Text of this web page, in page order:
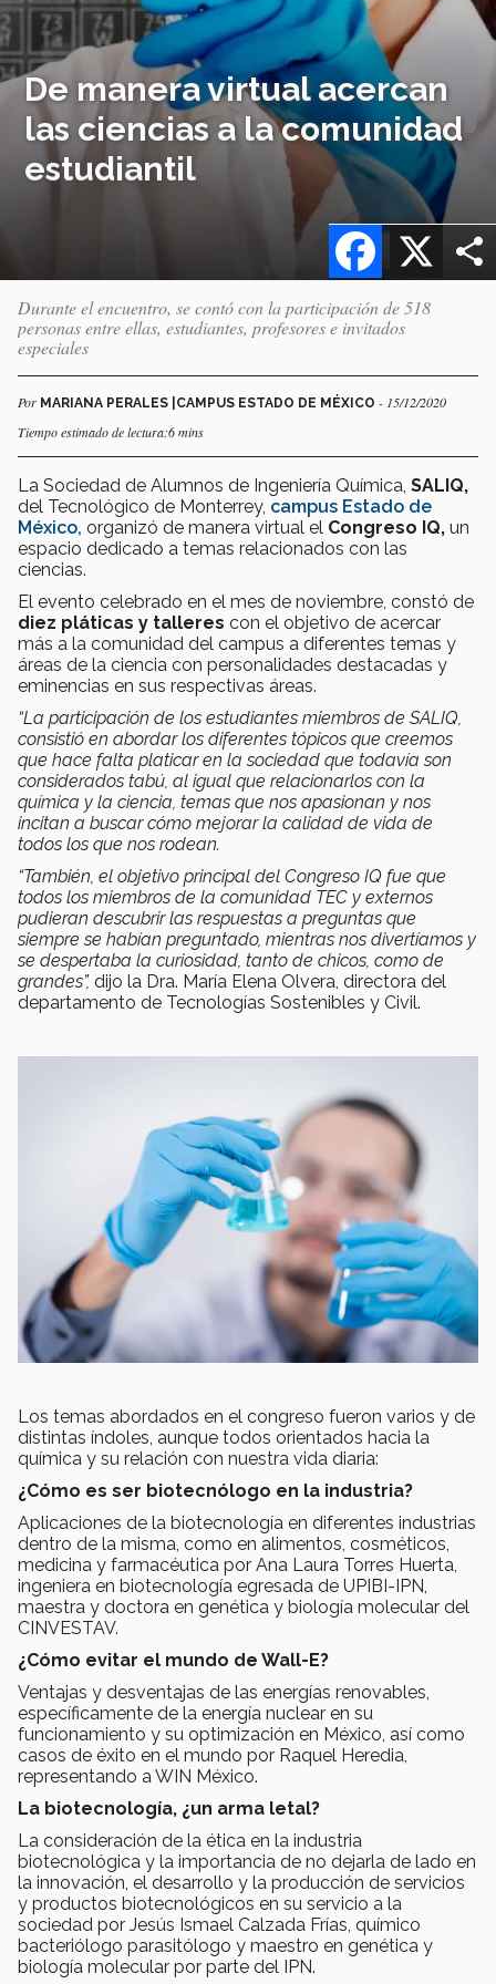
De manera virtual acercan
las ciencias a la comunidad
estudiantil
X
Facebook
Durante el encuentro, se contó con la participación de 518
personas entre ellas, estudiantes, profesores e invitados
especiales
Por MARIANA PERALES |CAMPUS ESTADO DE MÉXICO - 15/12/2020
Tiempo estimado de lectura:6 mins
La Sociedad de Alumnos de Ingeniería Química, SALIQ,
del Tecnológico de Monterrey, campus Estado de
México, organizó de manera virtual el Congreso IQ, un
espacio dedicado a temas relacionados con las
ciencias.
El evento celebrado en el mes de noviembre, constó de
diez pláticas y talleres con el objetivo de acercar
más a la comunidad del campus a diferentes temas y
áreas de la ciencia con personalidades destacadas y
eminencias en sus respectivas áreas.
“La participación de los estudiantes miembros de SALIQ,
consistió en abordar los diferentes tópicos que creemos
que hace falta platicar en la sociedad que todavía son
considerados tabú, al igual que relacionarlos con la
química y la ciencia, temas que nos apasionan y nos
incitan a buscar cómo mejorar la calidad de vida de
todos los que nos rodean.
“También, el objetivo principal del Congreso IQ fue que
todos los miembros de la comunidad TEC y externos
pudieran descubrir las respuestas a preguntas que
siempre se habían preguntado, mientras nos divertíamos y
se despertaba la curiosidad, tanto de chicos, como de
grandes”, dijo la Dra. María Elena Olvera, directora del
departamento de Tecnologías Sostenibles y Civil.
Los temas abordados en el congreso fueron varios y de
distintas índoles, aunque todos orientados hacia la
química y su relación con nuestra vida diaria:
¿Cómo es ser biotecnólogo en la industria?
Aplicaciones de la biotecnología en diferentes industrias
dentro de la misma, como en alimentos, cosméticos,
medicina y farmacéutica por Ana Laura Torres Huerta,
ingeniera en biotecnología egresada de UPIBI-IPN,
maestra y doctora en genética y biología molecular del
CINVESTAV.
¿Cómo evitar el mundo de Wall-E?
Ventajas y desventajas de las energías renovables,
específicamente de la energía nuclear en su
funcionamiento y su optimización en México, así como
casos de éxito en el mundo por Raquel Heredia,
representando a WIN México.
La biotecnología, ¿un arma letal?
La consideración de la ética en la industria
biotecnológica y la importancia de no dejarla de lado en
la innovación, el desarrollo y la producción de servicios
y productos biotecnológicos en su servicio a la
sociedad por Jesús Ismael Calzada Frías, químico
bacteriólogo parasitólogo y maestro en genética y
biología molecular por parte del IPN.